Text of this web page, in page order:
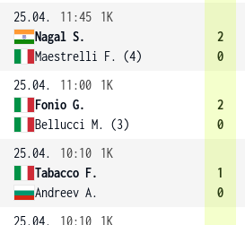
25.04.
11:45
1K
Nagal S.
Maestrelli F. (4)
2
0
25.04.
11:00
1K
Fonio G.
Bellucci M. (3)
2
0
25.04.
10:10
1K
Tabacco F.
Andreev A.
1
0
25.04.
10:10 1K